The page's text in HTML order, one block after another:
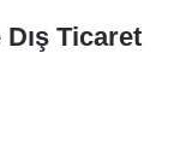
Ticaret